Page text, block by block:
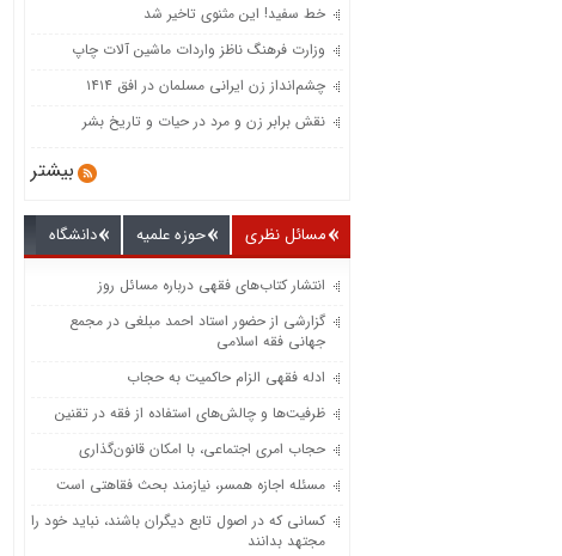
خط سفید! این مثنوی تاخیر شد
وزارت فرهنگ ناظز واردات ماشین‌ آلات چاپ
چشم‌انداز زن ایرانی مسلمان در افق ۱۴۱۴
نقش برابر زن و مرد در حیات و تاریخ بشر
بیشتر
مسائل نظری حوزه علمیه دانشگاه
انتشار کتاب‌های فقهی درباره مسائل روز
گزارشی از حضور استاد احمد مبلغی در مجمع
جهانی فقه اسلامی
ادله فقهی الزام حاکمیت به حجاب
ظرفیت‌‌ها و چالش‌‌های استفاده از فقه در تقنین
حجاب امری اجتماعی، با امکان قانون‌گذاری
مسئله اجازه همسر، نیازمند بحث فقاهتی است
کسانی که در اصول تابع دیگران باشند، نباید خود را
مجتهد بدانند